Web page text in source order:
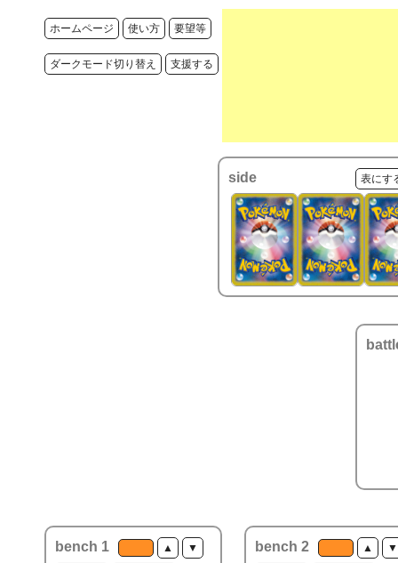
ホームページ 使い方 要望等
ダークモード切り替え 支援する
side 表にす
bench 1 ▲ ▼ bench 2 ▲ ▼